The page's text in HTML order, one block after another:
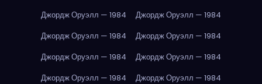
Джордж Оруэлл — 1984
Джордж Оруэлл — 1984
Джордж Оруэлл — 1984
Джордж Оруэлл — 1984
Джордж Оруэлл — 1984
Джордж Оруэлл — 1984
Джордж Оруэлл — 1984
Джордж Оруэлл — 1984